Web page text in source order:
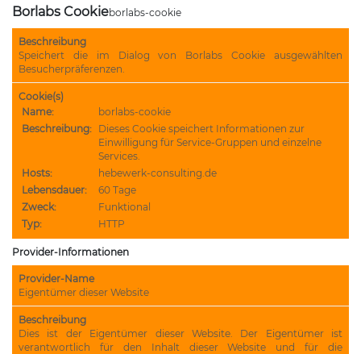
Borlabs Cookieborlabs-cookie
Beschreibung
Speichert die im Dialog von Borlabs Cookie ausgewählten
Besucherpräferenzen.
Cookie(s)
Name:
borlabs-cookie
Beschreibung: Dieses Cookie speichert Informationen zur
Einwilligung für Service-Gruppen und einzelne
Services.
Hosts:
hebewerk-consulting.de
Lebensdauer:
60 Tage
Zweck:
Funktional
Typ:
HTTP
Provider-Informationen
Provider-Name
Eigentümer dieser Website
Beschreibung
Dies ist der Eigentümer dieser Website. Der Eigentümer ist
verantwortlich für den Inhalt dieser Website und für die